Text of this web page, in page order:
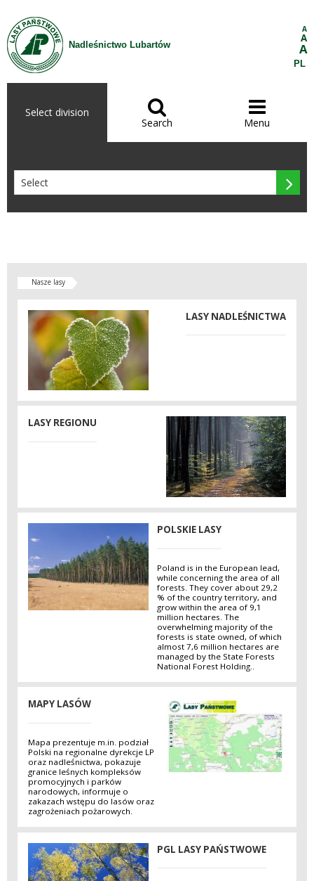
Skip to Content
Nadleśnictwo Lubartów
A
A
A
PL
Select division 
Search

Menu

Nasze lasy
LASY NADLEŚNICTWA
LASY REGIONU
POLSKIE LASY
Poland is in the European lead,
while concerning the area of all
forests. They cover about 29,2
% of the country territory, and
grow within the area of 9,1
million hectares. The
overwhelming majority of the
forests is state owned, of which
almost 7,6 million hectares are
managed by the State Forests
National Forest Holding..
MAPY LASÓW
Mapa prezentuje m.in. podział
Polski na regionalne dyrekcje LP
oraz nadleśnictwa, pokazuje
granice leśnych kompleksów
promocyjnych i parków
narodowych, informuje o
zakazach wstępu do lasów oraz
zagrożeniach pożarowych.
PGL LASY PAŃSTWOWE